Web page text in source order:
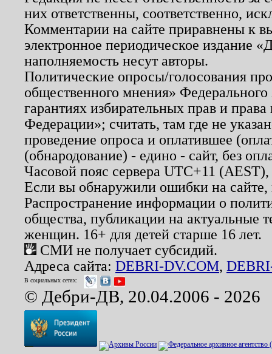
них ответственны, соответственно,
Комментарии на сайте приравнены к
электронное периодическое издание
наполняемость несут авторы.
Политические опросы/голосования
общественного мнения»
гарантиях избирательных прав и
Федерации»; считать, там где не
проведение опроса и оплатившее
(обнародование) - едино - сайт, без
Часовой пояс сервера UTC+11
Если вы обнаружили ошибки на
Распространение информации о
общества, публикации на актуальные
женщин. 16+ для детей старше 16 лет.
СМИ не получает субсидий.
Адреса сайта: DEBRI-DV.COM,
В социальных сетях:
© Дебри-ДВ, 20.04.2006 - 2026